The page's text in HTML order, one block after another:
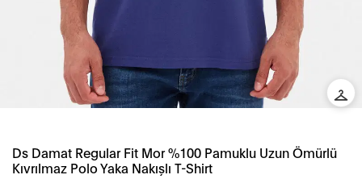
Ds Damat Regular Fit Mor %100 Pamuklu Uzun Ömürlü
Kıvrılmaz Polo Yaka Nakışlı T-Shirt